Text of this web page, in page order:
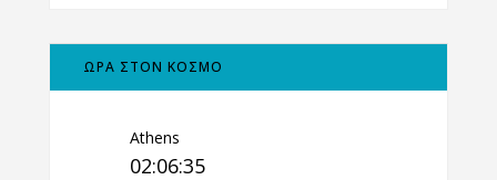
ΩΡΑ ΣΤΟΝ ΚΟΣΜΟ
Athens
02:06:36